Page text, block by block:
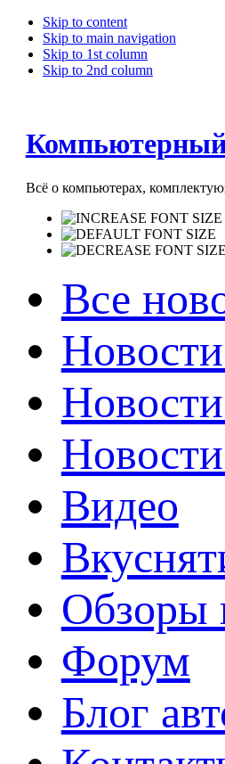
Skip to content
Skip to main navigation
Skip to 1st column
Skip to 2nd column
Всё о компьютерах,
Все
Видео
Обзоры
Форум
Блог